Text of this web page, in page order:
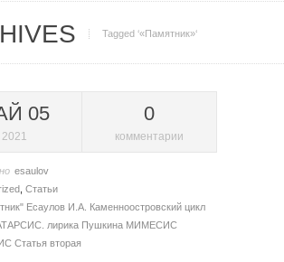
Tagged ‘«Памятник»‘
05
2021
0
комментарии
esaulov
Статьи
Есаулов И.А. Каменноостровский цикл
лирика Пушкина МИМЕСИС
Статья вторая